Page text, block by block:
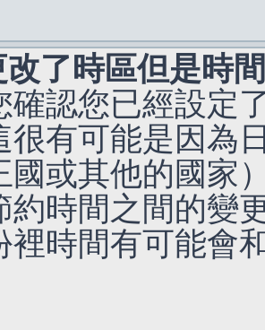
改了時區但是時
確認您已經設定
很有可能是因為
國或其他的國家
約時間之間的變
裡時間有可能會